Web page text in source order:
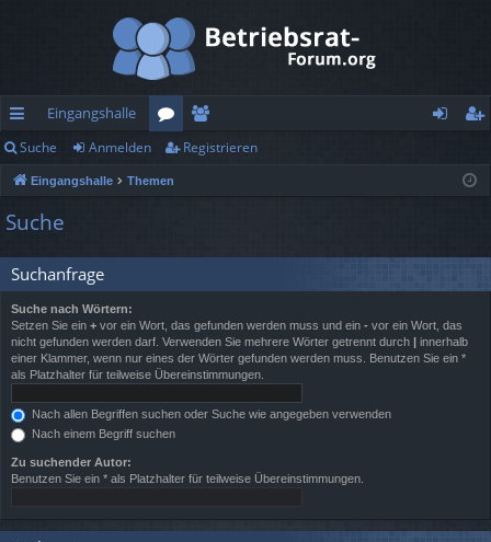
ch
ne
llz
ug
rif
f
Eingangshalle
or
en
itg
r
de
n
ist
re
n
Suche Anmelden Registrieren
Eingangshalle Themen
Suche
Suchanfrage
Suche nach Wörtern:
Setzen Sie ein + vor ein Wort, das gefunden werden muss und ein - vor ein Wort, das
nicht gefunden werden darf. Verwenden Sie mehrere Wörter getrennt durch | innerhalb
einer Klammer, wenn nur eines der Wörter gefunden werden muss. Benutzen Sie ein *
als Platzhalter für teilweise Übereinstimmungen.
Nach allen Begriffen suchen oder Suche wie angegeben verwenden
Nach einem Begriff suchen
Zu suchender Autor:
Benutzen Sie ein * als Platzhalter für teilweise Übereinstimmungen.